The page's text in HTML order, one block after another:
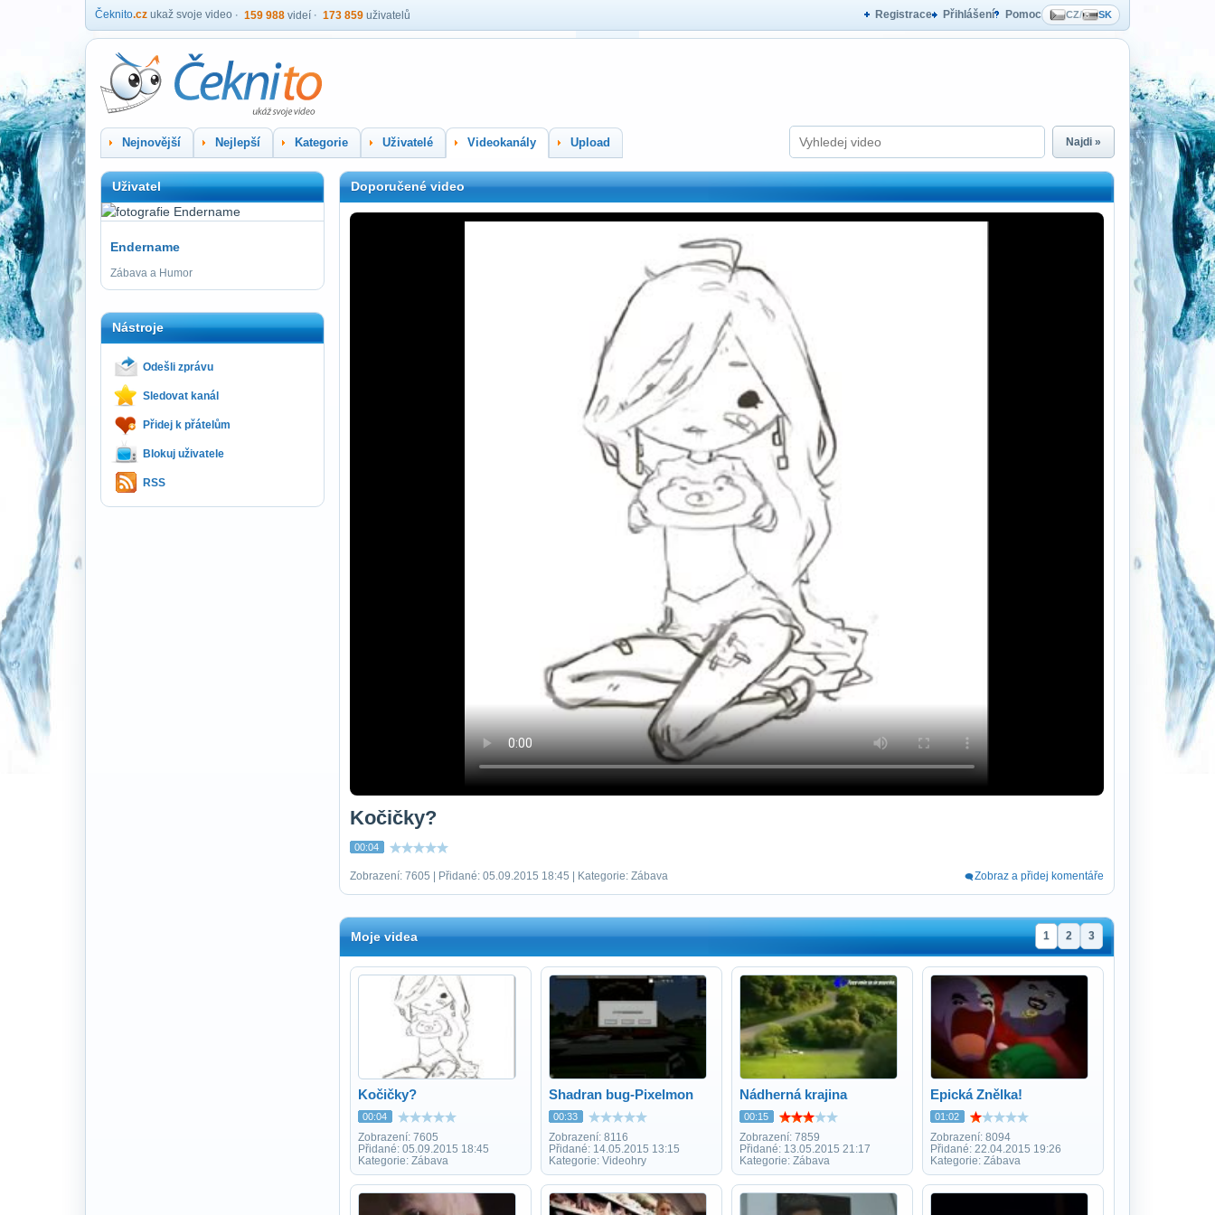
Čeknito.cz ukaž svoje video 159 988 videí 173 859 uživatelů Registrace Přihlášení Pomoc CZ/ SK
Nejnovější Nejlepší Kategorie Uživatelé Videokanály Upload Najdi »
Uživatel
Endername
Zábava a Humor
Nástroje
Odešli zprávu
Sledovat kanál
Přidej k přátelům
Blokuj uživatele
RSS
Doporučené video
Kočičky?
00:04
Zobrazení: 7605 | Přidané: 05.09.2015 18:45 | Kategorie: Zábava Zobraz a přidej komentáře
Moje videa 1 2 3
Kočičky?
00:04
Zobrazení: 7605
Přidané: 05.09.2015 18:45
Kategorie: Zábava
Shadran bug-Pixelmon
00:33
Zobrazení: 8116
Přidané: 14.05.2015 13:15
Kategorie: Videohry
Nádherná krajina
00:15
Zobrazení: 7859
Přidané: 13.05.2015 21:17
Kategorie: Zábava
Epická Znělka!
01:02
Zobrazení: 8094
Přidané: 22.04.2015 19:26
Kategorie: Zábava